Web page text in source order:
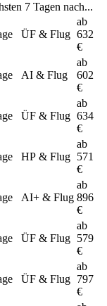
7 Tagen nach...
ÜF & Flug
ab
632
€
AI & Flug
ab
602
€
ÜF & Flug
ab
634
€
HP & Flug
ab
571
€
AI+ & Flug
ab
896
€
ÜF & Flug
ab
579
€
ÜF & Flug
ab
797
€